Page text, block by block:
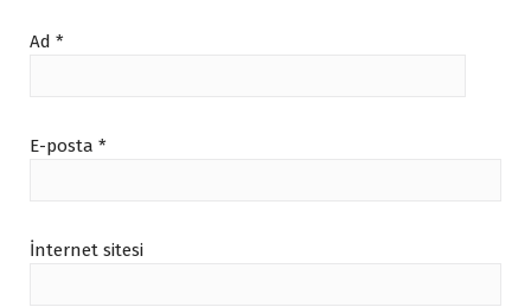
Ad *
E-posta *
İnternet sitesi